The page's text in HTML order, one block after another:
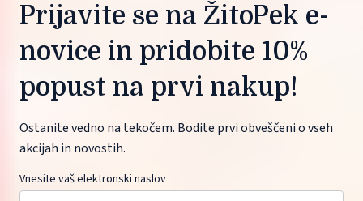
Prijavite se na ŽitoPek e-
novice in pridobite 10%
popust na prvi nakup!
Ostanite vedno na tekočem. Bodite prvi obveščeni o vseh
akcijah in novostih.
Vnesite vaš elektronski naslov